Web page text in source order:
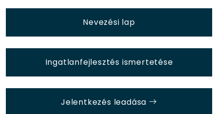
Nevezési lap
Ingatlanfejlesztés ismertetése
Jelentkezés leadása